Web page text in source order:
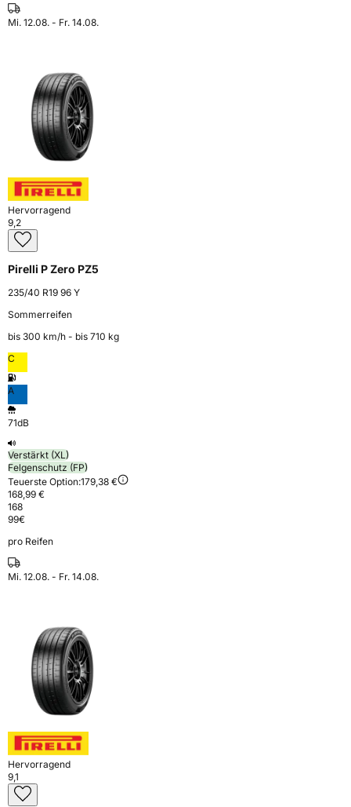
Mi. 12.08. - Fr. 14.08.
Hervorragend
9,2
Pirelli P Zero PZ5
235/40 R19 96 Y
Sommerreifen
bis 300 km⁠/⁠h - bis 710 kg
C
A
71dB
Verstärkt (XL)
Felgenschutz (FP)
Teuerste Option:179,38 €
168,99 €
168
99€
pro Reifen
Mi. 12.08. - Fr. 14.08.
Hervorragend
9,1